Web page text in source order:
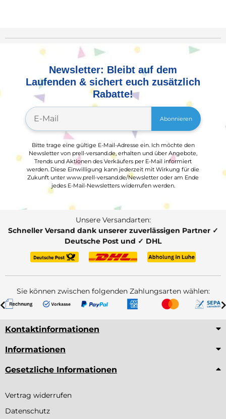
Newsletter: Bleibt auf dem
Laufenden & sichert euch zusätzlich
Rabatte!
Abonnieren
Bitte trage eine gültige E-Mail-Adresse ein. Ich möchte den
Newsletter von prell-versand.de, erhalten und über Angebote,
Trends und Aktionen des Verkäufers per E-Mail informiert
werden. Diese Einwilligung kann jederzeit mit Wirkung für die
Zukunft unter www.prell-versand.de/Newsletter oder am Ende
jedes E-Mail-Newsletters widerrufen werden.
Unsere Versandarten:
Schneller Versand dank unserer zuverlässigen Partner ✓
Deutsche Post und ✓ DHL
Sie können zwischen folgenden Zahlungsarten wählen:
Kontaktinformationen
Informationen
Gesetzliche Informationen
Vertrag widerrufen
Datenschutz